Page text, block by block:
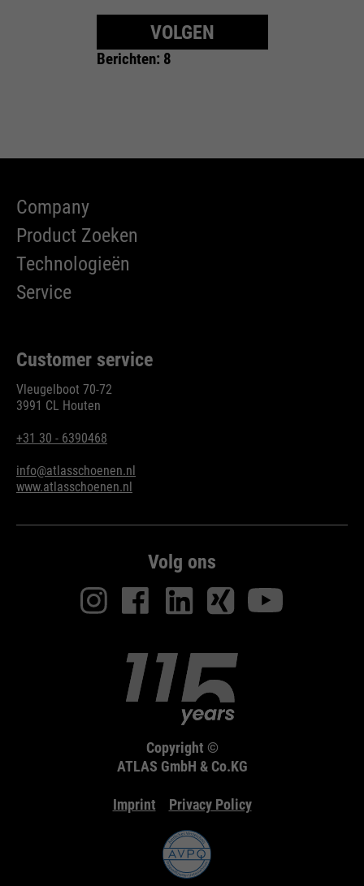
VOLGEN
Berichten: 8
Company
Product Zoeken
Technologieën
Service
Customer service
Vleugelboot 70-72
3991 CL Houten
+31 30 - 6390468
info@atlasschoenen.nl
www.atlasschoenen.nl
Volg ons
Copyright ©
ATLAS GmbH & Co.KG
Imprint Privacy Policy